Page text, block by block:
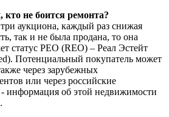
кто не боится ремонта?
аукциона, каждый раз снижая
так и не была продана, то она
статус РЕО (REO) – Реал Эстейт
Потенциальный покупатель может
через зарубежных
или через российские
- информация об этой недвижимости